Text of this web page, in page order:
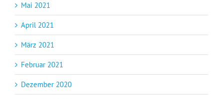
Mai 2021
April 2021
März 2021
Februar 2021
Dezember 2020